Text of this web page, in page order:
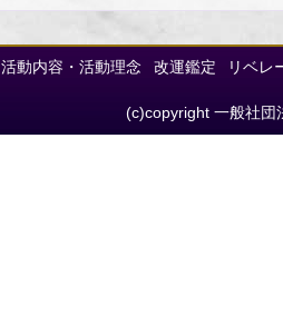
活動内容・活動理念 改運鑑定 リベレ
(c)copyright 一般社